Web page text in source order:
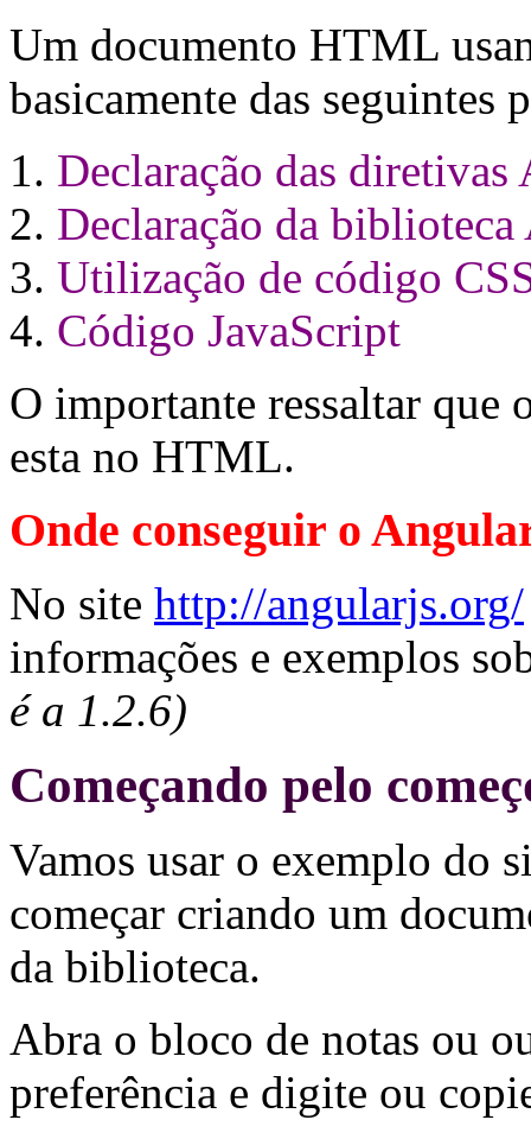
Um documento HTML
basicamente das seguintes
Declaração das diretivas
Declaração da biblioteca
Utilização de código
Código JavaScript
O importante ressaltar
esta no HTML.
Onde conseguir o
No site http://angularjs.org/
informações e exemplos
é a 1.2.6)
Começando pelo
Vamos usar o exemplo do
começar criando um
da biblioteca.
Abra o bloco de notas ou
preferência e digite ou